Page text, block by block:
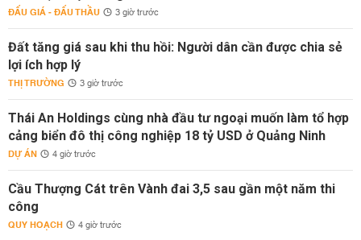
ĐẤU GIÁ - ĐẤU THẦU 3 giờ trước
Đất tăng giá sau khi thu hồi: Người dân cần được chia sẻ
lợi ích hợp lý
THỊ TRƯỜNG 3 giờ trước
Thái An Holdings cùng nhà đầu tư ngoại muốn làm tổ hợp
cảng biển đô thị công nghiệp 18 tỷ USD ở Quảng Ninh
DỰ ÁN 4 giờ trước
Cầu Thượng Cát trên Vành đai 3,5 sau gần một năm thi
công
QUY HOẠCH 4 giờ trước